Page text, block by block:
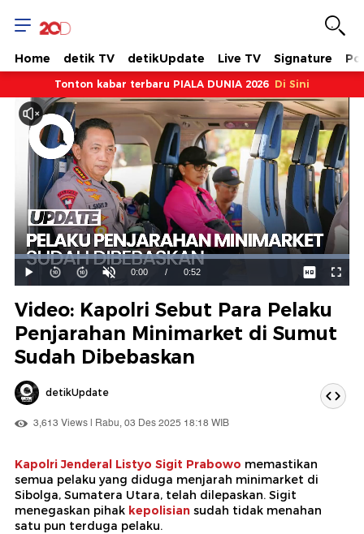
Home detik TV detikUpdate Live TV Signature
Tonton kabar terbaru PIALA DUNIA 2026 Di Sini
Mainkan
Suara
Hidup
Waktu
ini
0:00 / Durasi
0:52
Dimuat:
100.00%
Video: Kapolri Sebut Para Pelaku
Penjarahan Minimarket di Sumut
Sudah Dibebaskan
detikUpdate
3,613 Views | Rabu, 03 Des 2025 18:18 WIB
Kapolri Jenderal Listyo Sigit Prabowo memastikan
semua pelaku yang diduga menjarah minimarket di
Sibolga, Sumatera Utara, telah dilepaskan. Sigit
menegaskan pihak kepolisian sudah tidak menahan
satu pun terduga pelaku.